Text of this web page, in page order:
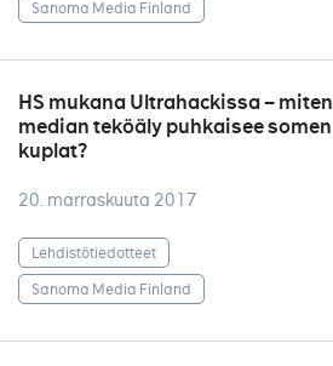
Sanoma Media Finland
HS mukana Ultrahackissa – miten
median teköäly puhkaisee somen
kuplat?
20. marraskuuta 2017
Lehdistötiedotteet
Sanoma Media Finland